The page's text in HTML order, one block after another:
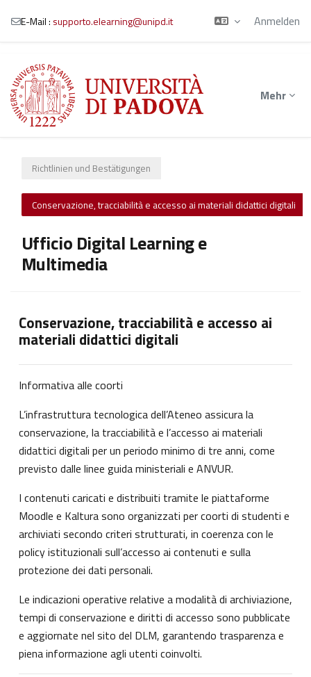
Zum Hauptinhalt
E-Mail : supporto.elearning@unipd.it Anmelden
Mehr
Richtlinien und Bestätigungen
Conservazione, tracciabilità e accesso ai materiali didattici digitali
Ufficio Digital Learning e
Multimedia
Conservazione, tracciabilità e accesso ai
materiali didattici digitali
Informativa alle coorti
L’infrastruttura tecnologica dell’Ateneo assicura la
conservazione, la tracciabilità e l’accesso ai materiali
didattici digitali per un periodo minimo di tre anni, come
previsto dalle linee guida ministeriali e ANVUR.
I contenuti caricati e distribuiti tramite le piattaforme
Moodle e Kaltura sono organizzati per coorti di studenti e
archiviati secondo criteri strutturati, in coerenza con le
policy istituzionali sull’accesso ai contenuti e sulla
protezione dei dati personali.
Le indicazioni operative relative a modalità di archiviazione,
tempi di conservazione e diritti di accesso sono pubblicate
e aggiornate nel sito del DLM, garantendo trasparenza e
piena informazione agli utenti coinvolti.